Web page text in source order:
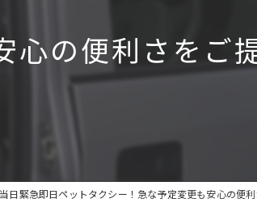
心の便利さをご
当日緊急即日ペットタクシー！急な予定変更も安心の便